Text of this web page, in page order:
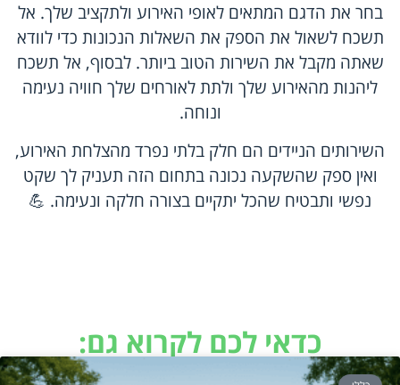
בחר את הדגם המתאים לאופי האירוע ולתקציב שלך. אל
תשכח לשאול את הספק את השאלות הנכונות כדי לוודא
שאתה מקבל את השירות הטוב ביותר. לבסוף, אל תשכח
ליהנות מהאירוע שלך ולתת לאורחים שלך חוויה נעימה
ונוחה.
השירותים הניידים הם חלק בלתי נפרד מהצלחת האירוע,
ואין ספק שהשקעה נכונה בתחום הזה תעניק לך שקט
נפשי ותבטיח שהכל יתקיים בצורה חלקה ונעימה. 💪
כדאי לכם לקרוא גם: